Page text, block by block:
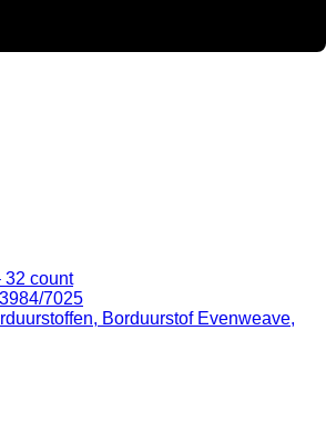
32 count
7025
Borduurstof Evenweave,